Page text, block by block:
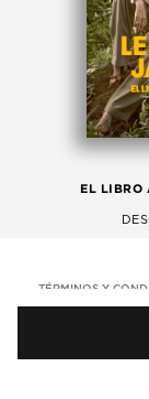
EL LIBRO
TÉRMINOS Y